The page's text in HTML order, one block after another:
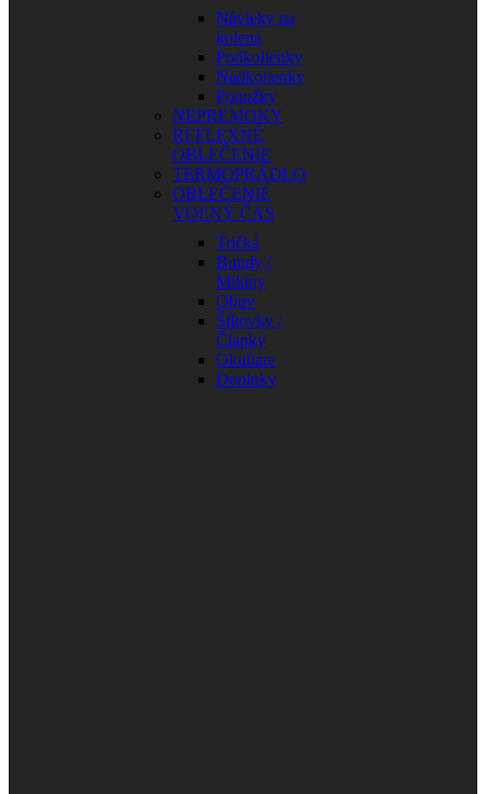
Návleky na
kolená
Podkolienky
Nadkolienky
Ponožky
NEPREMOKY
REFLEXNÉ
OBLEČENIE
TERMOPRÁDLO
OBLEČENIE
VOĽNÝ ČAS
Tričká
Bundy /
Mikiny
Obuv
Šiltovky /
Čiapky
Okuliare
Doplnky